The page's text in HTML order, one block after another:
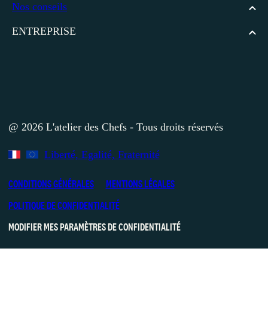
Nos conseils
ENTREPRISE
@ 2026 L'atelier des Chefs - Tous droits réservés
Liberté, Egalité, Fraternité
CONDITIONS GÉNÉRALES
MENTIONS LÉGALES
POLITIQUE DE CONFIDENTIALITÉ
MODIFIER MES PARAMÈTRES DE CONFIDENTIALITÉ